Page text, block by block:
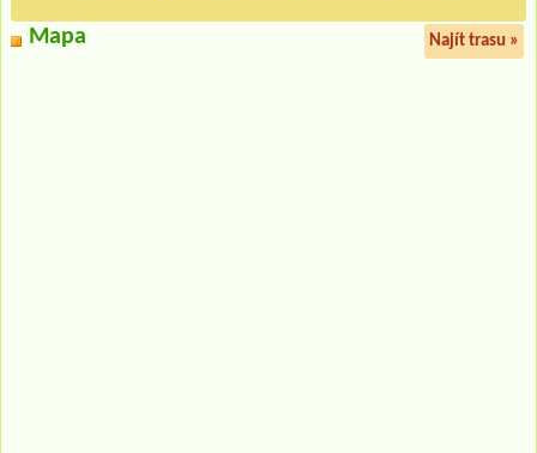
Mapa Najít trasu »